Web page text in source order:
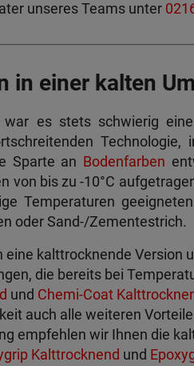
unseres Teams unter
in einer kalten
war es stets schwierig
Sparte an Bodenfarben
von bis zu -10°C
Temperaturen
oder Sand-/Zementestrich.
eine kalttrocknende Version
die bereits bei
und Chemi-Coat
auch alle weiteren
empfehlen wir Ihnen die
Kalttrocknend und